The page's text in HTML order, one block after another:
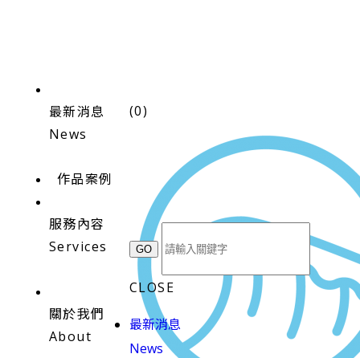
最新消息
News
作品案例
服務內容
Services
關於我們
About
(0)
CLOSE
最新消息
News